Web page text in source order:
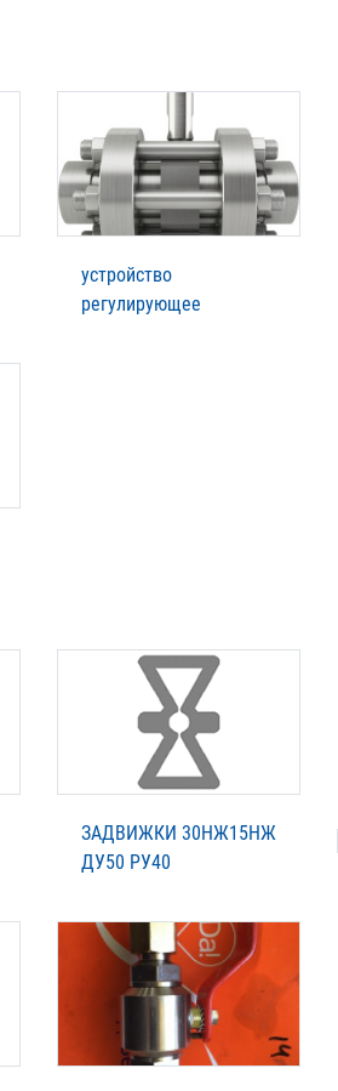
устройство
регулирующее
ЗАДВИЖКИ 30НЖ15НЖ
ДУ50 РУ40